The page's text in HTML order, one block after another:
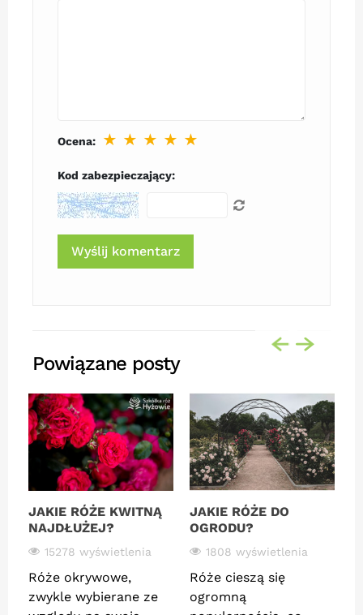
Ocena: ★ ★ ★ ★ ★
Kod zabezpieczający:
Powiązane posty
JAKIE RÓŻE KWITNĄ
NAJDŁUŻEJ?
15278 wyświetlenia
Róże okrywowe,
zwykle wybierane ze
JAKIE RÓŻE DO
OGRODU?
1808 wyświetlenia
Róże cieszą się
ogromną